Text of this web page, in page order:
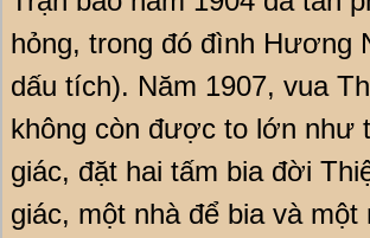
hỏng, trong đó đình Hương
dấu tích). Năm 1907, vua
không còn được to lớn như
giác, đặt hai tấm bia đời
giác, một nhà để bia và